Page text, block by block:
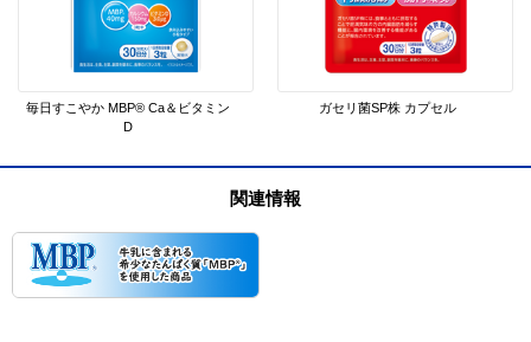
毎日すこやか MBP® Ca＆ビタミン
D
ガセリ菌SP株 カプセル
関連情報